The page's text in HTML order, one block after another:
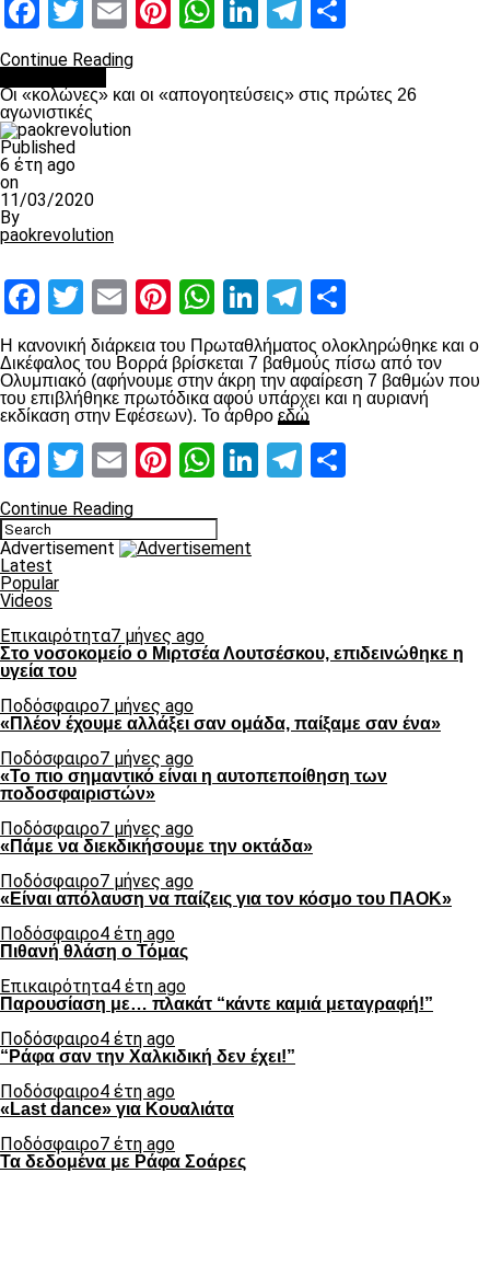
Facebook
Twitter
EmailPinterest
WhatsApp
LinkedInTelegram
Continue Reading
Οι «κολώνες» και οι «απογοητεύσεις» στις πρώτες 26
αγωνιστικές
Published
6 έτη ago
on
11/03/2020
By
paokrevolution
Facebook
Twitter
EmailPinterest
WhatsApp
LinkedIn
Telegram
Η κανονική διάρκεια του Πρωταθλήματος ολοκληρώθηκε και ο
Δικέφαλος του Βορρά βρίσκεται 7 βαθμούς πίσω από τον
Ολυμπιακό (αφήνουμε στην άκρη την αφαίρεση 7 βαθμών που
του επιβλήθηκε πρωτόδικα αφού υπάρχει και η αυριανή
εκδίκαση στην Εφέσεων). Το άρθρο εδώ
Facebook
Twitter
EmailPinterest
WhatsApp
LinkedIn
Telegram
Continue Reading
Advertisement
Latest
Popular
Videos
Επικαιρότητα7 μήνες ago
Στο νοσοκομείο ο Μιρτσέα Λουτσέσκου, επιδεινώθηκε η
υγεία του
Ποδόσφαιρο7 μήνες ago
«Πλέον έχουμε αλλάξει σαν ομάδα, παίξαμε σαν ένα»
Ποδόσφαιρο7 μήνες ago
«Το πιο σημαντικό είναι η αυτοπεποίθηση των
ποδοσφαιριστών»
Ποδόσφαιρο7 μήνες ago
«Πάμε να διεκδικήσουμε την οκτάδα»
Ποδόσφαιρο7 μήνες ago
«Είναι απόλαυση να παίζεις για τον κόσμο του ΠΑΟΚ»
Ποδόσφαιρο4 έτη ago
Πιθανή θλάση ο Τόμας
Επικαιρότητα4 έτη ago
Παρουσίαση με… πλακάτ “κάντε καμιά μεταγραφή!”
Ποδόσφαιρο4 έτη ago
“Ράφα σαν την Χαλκιδική δεν έχει!”
Ποδόσφαιρο4 έτη ago
«Last dance» για Κουαλιάτα
Ποδόσφαιρο7 έτη ago
Τα δεδομένα με Ράφα Σοάρες